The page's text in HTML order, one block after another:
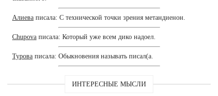
Алиева писала: С технической точки зрения метандиенон.
Chupova писала: Который уже всем дико надоел.
Турова писала: Обыкновения называть писал(а.
ИНТЕРЕСНЫЕ МЫСЛИ